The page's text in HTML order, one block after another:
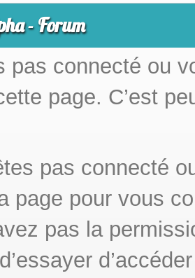
- Forum
pas connecté ou
page. C’est
pas connecté
page pour vous
pas la